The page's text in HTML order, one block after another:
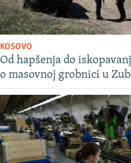
KOSOVO
Od hapšenja do
o masovnoj grobnici u